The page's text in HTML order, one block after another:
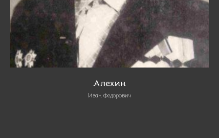
Алехин
Иван Федорович